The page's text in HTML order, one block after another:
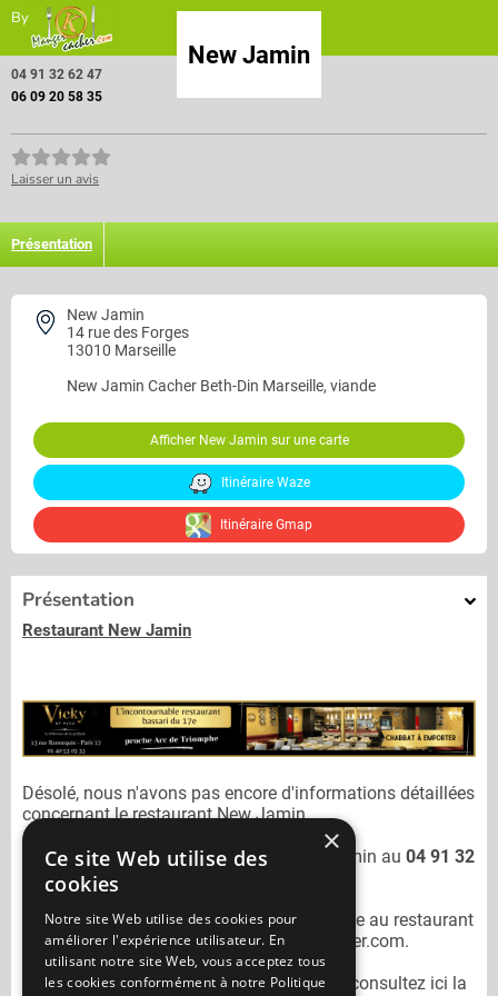
By
New Jamin
04 91 32 62 47
06 09 20 58 35
Laisser un avis
Présentation
New Jamin
14 rue des Forges
13010 Marseille
New Jamin Cacher Beth-Din Marseille, viande
Afficher New Jamin sur une carte
Itinéraire Waze
Itinéraire Gmap
Présentation
Restaurant New Jamin
Désolé, nous n'avons pas encore d'informations détaillées
concernant le restaurant New Jamin.
Vous pouvez joindre le restaurant
New Jamin au 04 91 32
62 47
N'oubliez pas de préciser lors de votre sortie au restaurant
New Jamin qu'il n'est pas sur Mangercacher.com.
Pour consulter un autre restaurant cacher
consultez ici la
×
Ce site Web utilise des
cookies
Notre site Web utilise des cookies pour
améliorer l'expérience utilisateur. En
utilisant notre site Web, vous acceptez tous
les cookies conformément à notre Politique